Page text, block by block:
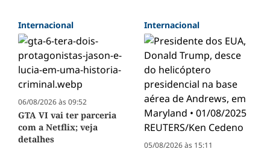
Internacional
06/08/2026 às 09:52
GTA VI vai ter parceria
com a Netflix; veja
detalhes
Internacional
05/08/2026 às 15:11